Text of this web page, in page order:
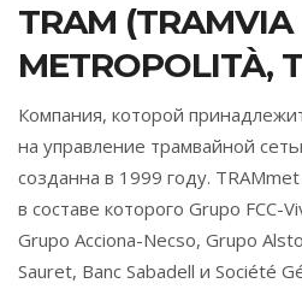
TRAM (TRAMVIA
METROPOLITÀ,
Компания, которой
на управление трамвайной
созданна в 1999 году.
в составе которого Grupo FCC-
Grupo Acciona-Necso, Grupo
Sauret, Banc Sabadell и Société